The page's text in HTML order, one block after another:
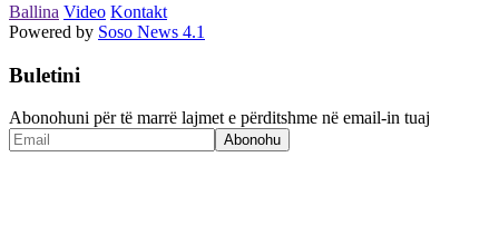
Ballina Video Kontakt
Powered by Soso News 4.1
Buletini
Abonohuni për të marrë lajmet e përditshme në email-in tuaj
Abonohu